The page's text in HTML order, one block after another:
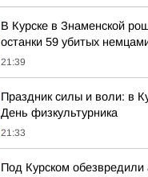
В Курске в Знаменской
останки 59 убитых
21:39
Праздник силы и воли: в
День физкультурника
21:33
Под Курском обезвредили